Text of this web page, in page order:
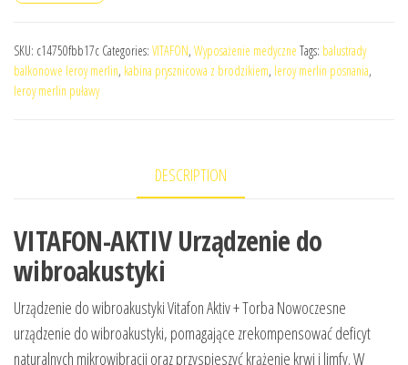
SKU: c14750fbb17c Categories: VITAFON, Wyposażenie medyczne Tags: balustrady
balkonowe leroy merlin, kabina prysznicowa z brodzikiem, leroy merlin posnania,
leroy merlin puławy
DESCRIPTION
VITAFON-AKTIV Urządzenie do
wibroakustyki
Urządzenie do wibroakustyki Vitafon Aktiv + Torba Nowoczesne
urządzenie do wibroakustyki, pomagające zrekompensować deficyt
naturalnych mikrowibracji oraz przyspieszyć krążenie krwi i limfy. W